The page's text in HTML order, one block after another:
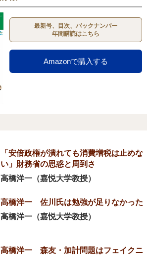
最新号、目次、バックナンバー
年間購読はこちら
Amazonで購入する
「安倍政権が潰れても消費増税は止めな
い」財務省の思惑と周到さ
高橋洋一（嘉悦大学教授）
高橋洋一 佐川氏は勉強が足りなかった
高橋洋一（嘉悦大学教授）
高橋洋一 森友・加計問題はフェイクニ